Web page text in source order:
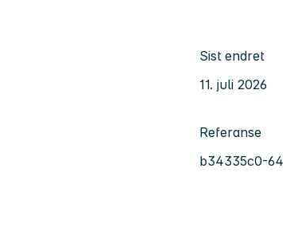
Sist endret
11. juli 2026
Referanse
b34335c0-